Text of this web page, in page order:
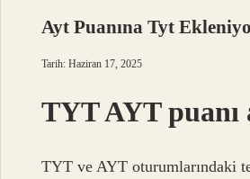
Ayt Puanına Tyt
Tarih: Haziran 17, 2025
TYT AYT puanı
TYT ve AYT oturumlarındaki